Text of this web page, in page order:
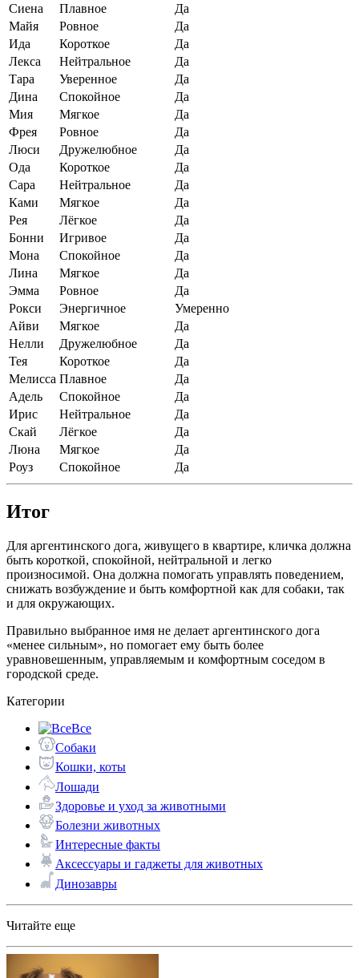
Сиена
Плавное
Да
Майя
Ровное
Да
Ида
Короткое
Да
Лекса
Нейтральное
Да
Тара
Уверенное
Да
Дина
Спокойное
Да
Мия
Мягкое
Да
Фрея
Ровное
Да
Люси
Дружелюбное
Да
Ода
Короткое
Да
Сара
Нейтральное
Да
Ками
Мягкое
Да
Рея
Лёгкое
Да
Бонни
Игривое
Да
Мона
Спокойное
Да
Лина
Мягкое
Да
Эмма
Ровное
Да
Рокси
Энергичное
Умеренно
Айви
Мягкое
Да
Нелли
Дружелюбное
Да
Тея
Короткое
Да
Мелисса Плавное
Да
Адель
Спокойное
Да
Ирис
Нейтральное
Да
Скай
Лёгкое
Да
Люна
Мягкое
Да
Роуз
Спокойное Да
Итог
Для аргентинского дога, живущего в квартире, кличка должна
быть короткой, спокойной, нейтральной и легко
произносимой. Она должна помогать управлять поведением,
снижать возбуждение и быть комфортной как для собаки, так
и для окружающих.
Правильно выбранное имя не делает аргентинского дога
«менее сильным», но помогает ему быть более
уравновешенным, управляемым и комфортным соседом в
городской среде.
Категории
Все
Собаки
Кошки, коты
Лошади
Здоровье и уход за животными
Болезни животных
Интересные факты
Аксессуары и гаджеты для животных
Динозавры
Читайте еще